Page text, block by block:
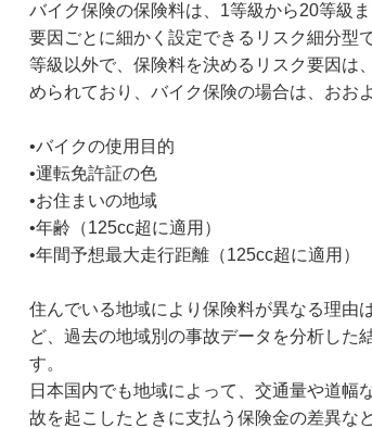
バイク保険の保険料は、1等級から20等級
要因ごとに細かく設定できるリスク細分型
等級以外で、保険料を決めるリスク要因は
められており、バイク保険の場合は、おお
•バイクの使用目的
•運転免許証の色
•お住まいの地域
•年齢（125cc超に適用）
•年間予想最大走行距離（125cc超に適用）
住んでいる地域により保険料が異なる理由
ど、過去の地域別の事故データを分析した
す。
日本国内でも地域によって、交通量や道幅
故を起こしたときに支払う保険金の差異な